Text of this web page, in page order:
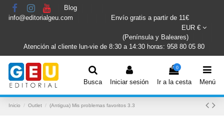
Blog
info@editorialgeu.com
Envío gratis a partir de 11€
EUR €
(Península y Baleares)
Atención al cliente lun-vie de 8:30 a 14:30 horas: 958 80 05 80
Busca Iniciar sesión
0
Ir a la cesta Menú
Inicio Outlet (Antigua) Mis problemas favoritos 3.3